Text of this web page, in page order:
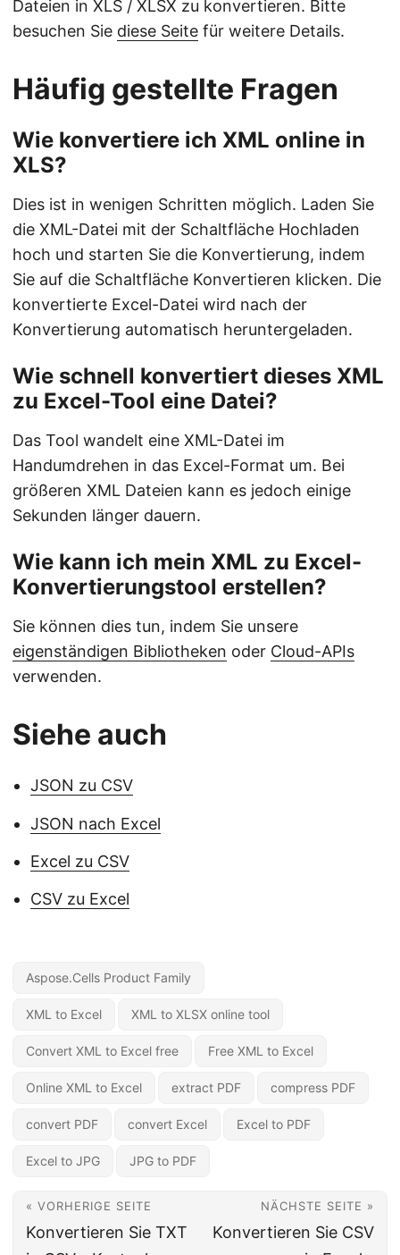
Dateien in XLS / XLSX zu konvertieren. Bitte
besuchen Sie diese Seite für weitere Details.
Häufig gestellte Fragen
Wie konvertiere ich XML online in
XLS?
Dies ist in wenigen Schritten möglich. Laden Sie
die XML-Datei mit der Schaltfläche Hochladen
hoch und starten Sie die Konvertierung, indem
Sie auf die Schaltfläche Konvertieren klicken. Die
konvertierte Excel-Datei wird nach der
Konvertierung automatisch heruntergeladen.
Wie schnell konvertiert dieses XML
zu Excel-Tool eine Datei?
Das Tool wandelt eine XML-Datei im
Handumdrehen in das Excel-Format um. Bei
größeren XML Dateien kann es jedoch einige
Sekunden länger dauern.
Wie kann ich mein XML zu Excel-
Konvertierungstool erstellen?
Sie können dies tun, indem Sie unsere
eigenständigen Bibliotheken oder Cloud-APIs
verwenden.
Siehe auch
JSON zu CSV
JSON nach Excel
Excel zu CSV
CSV zu Excel
Aspose.Cells Product Family
XML to Excel XML to XLSX online tool
Convert XML to Excel free Free XML to Excel
Online XML to Excel extract PDF compress PDF
convert PDF convert Excel Excel to PDF
Excel to JPG JPG to PDF
« VORHERIGE SEITE
Konvertieren Sie TXT
NÄCHSTE SEITE »
Konvertieren Sie CSV